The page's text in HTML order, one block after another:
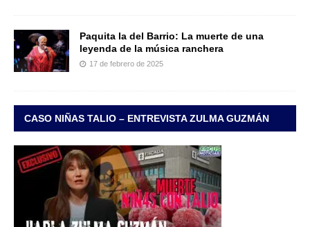
Paquita la del Barrio: La muerte de una
leyenda de la música ranchera
17 de febrero de 2025
CASO NIÑAS TALIO – ENTREVISTA ZULMA GUZMÁN